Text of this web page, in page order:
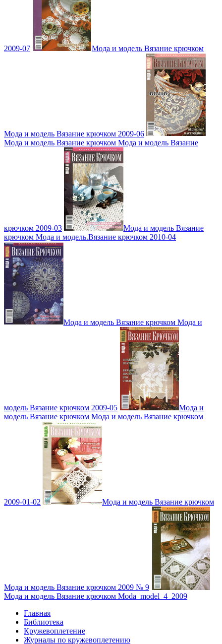
2009-07 Мода и модель Вязание крючком
Мода и модель Вязание крючком 2009-06
Мода и модель Вязание крючком Мода и модель Вязание
крючком 2009-03
Мода и модель Вязание
крючком Мода и модель.Вязание крючком 2010-04
Мода и модель Вязание крючком Мода и
модель Вязание крючком 2009-05
Мода и
модель Вязание крючком Мода и модель Вязание крючком
2009-01-02 Мода и модель Вязание крючком
Мода и модель Вязание крючком 2009 № 9
Мода и модель Вязание крючком Moda_model_4_2009
Главная
Библиотека
Кружевоплетение
Журналы по кружевоплетению